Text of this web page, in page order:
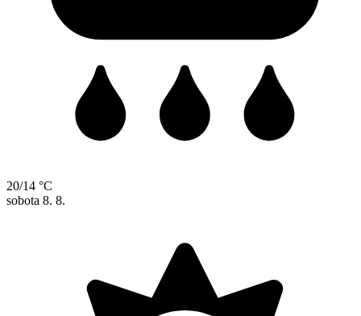
20/14 °C
sobota 8. 8.